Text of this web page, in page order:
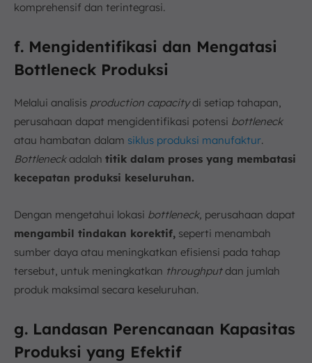
komprehensif dan terintegrasi.
f. Mengidentifikasi dan Mengatasi
Bottleneck Produksi
Melalui analisis production capacitydi setiap tahapan,
perusahaan dapat mengidentifikasi potensi bottleneck
atau hambatan dalam siklus produksi manufaktur.
Bottleneckadalah titik dalam proses yang membatasi
kecepatan produksi keseluruhan.
Dengan mengetahui lokasi bottleneck, perusahaan dapat
mengambil tindakan korektif, seperti menambah
sumber daya atau meningkatkan efisiensi pada tahap
tersebut, untuk meningkatkan throughputdan jumlah
produk maksimal secara keseluruhan.
g. Landasan Perencanaan Kapasitas
Produksi yang Efektif